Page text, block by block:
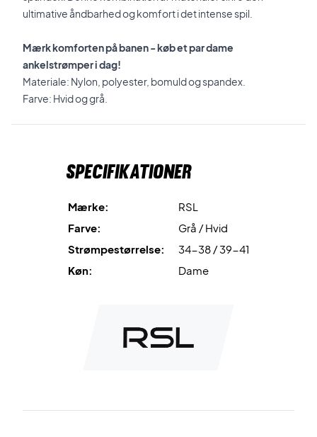
ultimative åndbarhed og komfort i det intense spil.
Mærk komforten på banen - køb et par dame
ankelstrømper i dag!
Materiale: Nylon, polyester, bomuld og spandex.
Farve: Hvid og grå.
Specifikationer
Mærke:
RSL
Farve:
Grå / Hvid
Strømpestørrelse:
34-38 / 39-41
Køn:
Dame